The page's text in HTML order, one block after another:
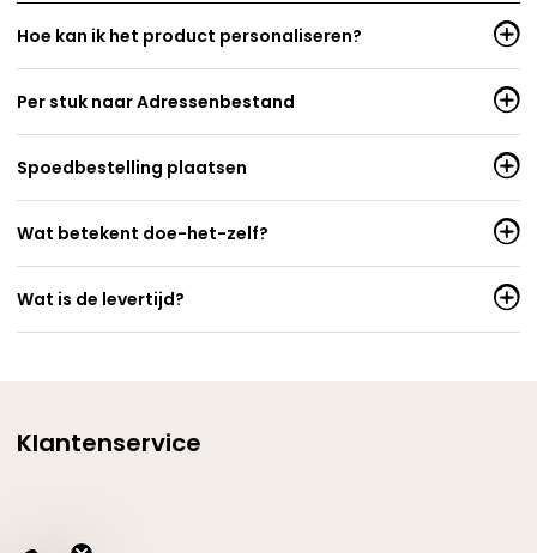
Hoe kan ik het product personaliseren?
Per stuk naar Adressenbestand
Spoedbestelling plaatsen
Wat betekent doe-het-zelf?
Wat is de levertijd?
Klantenservice